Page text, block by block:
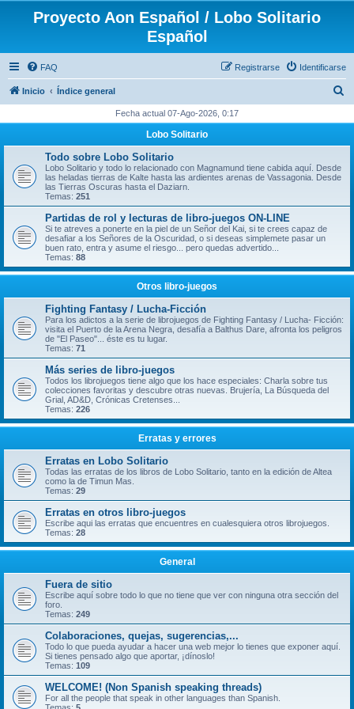
Proyecto Aon Español / Lobo Solitario
Español
FAQ Identificarse
Registrarse
Inicio Índice general
c
Fecha actual 07-Ago-2026, 0:17
Lobo Solitario
Todo sobre Lobo Solitario
Lobo Solitario y todo lo relacionado con Magnamund tiene cabida aquí. Desde
las heladas tierras de Kalte hasta las ardientes arenas de Vassagonia. Desde
las Tierras Oscuras hasta el Daziarn.
Temas: 251
Partidas de rol y lecturas de libro-juegos ON-LINE
Si te atreves a ponerte en la piel de un Señor del Kai, si te crees capaz de
desafiar a los Señores de la Oscuridad, o si deseas simplemete pasar un
buen rato, entra y asume el riesgo... pero quedas advertido...
Temas: 88
Otros libro-juegos
Fighting Fantasy / Lucha-Ficción
Para los adictos a la serie de librojuegos de Fighting Fantasy / Lucha- Ficción:
visita el Puerto de la Arena Negra, desafía a Balthus Dare, afronta los peligros
de "El Paseo"... éste es tu lugar.
Temas: 71
Más series de libro-juegos
Todos los librojuegos tiene algo que los hace especiales: Charla sobre tus
colecciones favoritas y descubre otras nuevas. Brujería, La Búsqueda del
Grial, AD&D, Crónicas Cretenses...
Temas: 226
Erratas y errores
Erratas en Lobo Solitario
Todas las erratas de los libros de Lobo Solitario, tanto en la edición de Altea
como la de Timun Mas.
Temas: 29
Erratas en otros libro-juegos
Escribe aqui las erratas que encuentres en cualesquiera otros librojuegos.
Temas: 28
General
Fuera de sitio
Escribe aquí sobre todo lo que no tiene que ver con ninguna otra sección del
foro.
Temas: 249
Colaboraciones, quejas, sugerencias,...
Todo lo que pueda ayudar a hacer una web mejor lo tienes que exponer aquí.
Si tienes pensado algo que aportar, ¡dínoslo!
Temas: 109
WELCOME! (Non Spanish speaking threads)
For all the people that speak in other languages than Spanish.